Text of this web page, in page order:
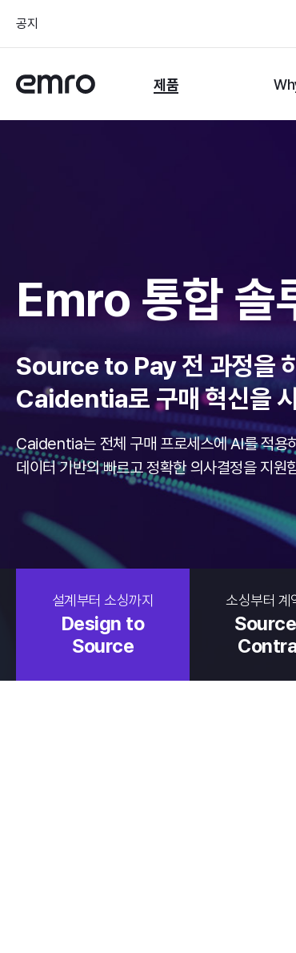
공지
제품
Emro 통합 솔
Source to Pay 전 과정을
Caidentia로 구매 혁신을
Caidentia는 전체 구매 프로세스에 AI를 적용
데이터 기반의 빠르고 정확한 의사결정을 지
설계부터 소싱까지
Design to
Source
소싱부터 계